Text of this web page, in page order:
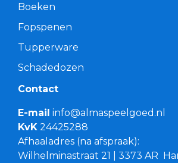
Boeken
Fopspenen
Tupperware
Schadedozen
Contact
E-mail info@almaspeelgoed.nl
KvK 24425288
Afhaaladres (na afspraak):
Wilhelminastraat 21 | 3373 AR